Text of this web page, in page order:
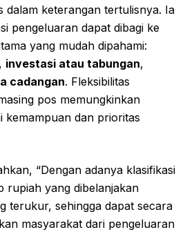
dalam keterangan tertulisnya. Ia
pengeluaran dapat dibagi ke
yang mudah dipahami:
, investasi atau tabungan,
cadangan. Fleksibilitas
pos memungkinkan
kemampuan dan prioritas
“Dengan adanya klasifikasi
rupiah yang dibelanjakan
terukur, sehingga dapat secara
masyarakat dari pengeluaran